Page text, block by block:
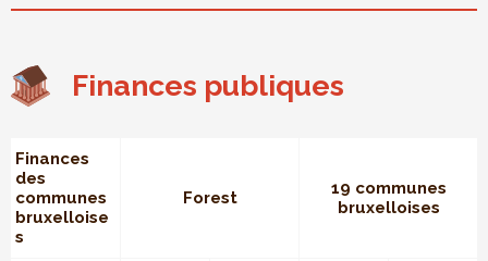
Finances publiques
Finances
des
communes
bruxelloise
s
Forest
19 communes
bruxelloises